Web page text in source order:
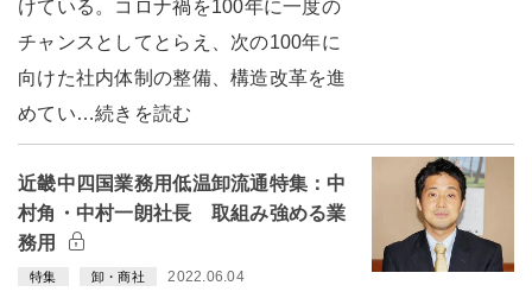
けている。コロナ禍を100年に一度の
チャンスとしてとらえ、次の100年に
向けた社内体制の整備、構造改革を進
めてい…続きを読む
近畿中四国業務用低温卸流通特集：中
村角・中村一朗社長 取組み強める業
務用
特集 卸・商社 2022.06.04